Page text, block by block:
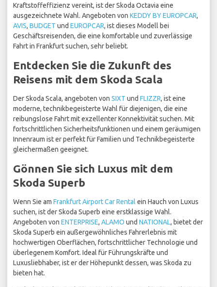
Kraftstoffeffizienz vereint, ist der Skoda Octavia eine
ausgezeichnete Wahl. Angeboten von KEDDY BY EUROPCAR,
AVIS, BUDGET und EUROPCAR, ist dieses Modell bei
Geschäftsreisenden, die eine komfortable und zuverlässige
Fahrt in Frankfurt suchen, sehr beliebt.
Entdecken Sie die Zukunft des
Reisens mit dem Skoda Scala
Der Skoda Scala, angeboten von SIXT und FLIZZR, ist eine
moderne, technikbegeisterte Wahl für diejenigen, die eine
reibungslose Fahrt mit exzellenter Konnektivität suchen. Mit
fortschrittlichen Sicherheitsfunktionen und einem geräumigen
Innenraum ist er perfekt für Familien und Technikbegeisterte
gleichermaßen geeignet.
Gönnen Sie sich Luxus mit dem
Skoda Superb
Wenn Sie am Frankfurt Airport Car Rental ein Hauch von Luxus
suchen, ist der Skoda Superb eine erstklassige Wahl.
Angeboten von ENTERPRISE, ALAMO und NATIONAL, bietet der
Skoda Superb ein außergewöhnliches Fahrerlebnis mit
hochwertigen Oberflächen, fortschrittlicher Technologie und
überlegenem Komfort. Ideal für Führungskräfte und
Luxusliebhaber, ist er der Höhepunkt dessen, was Skoda zu
bieten hat.